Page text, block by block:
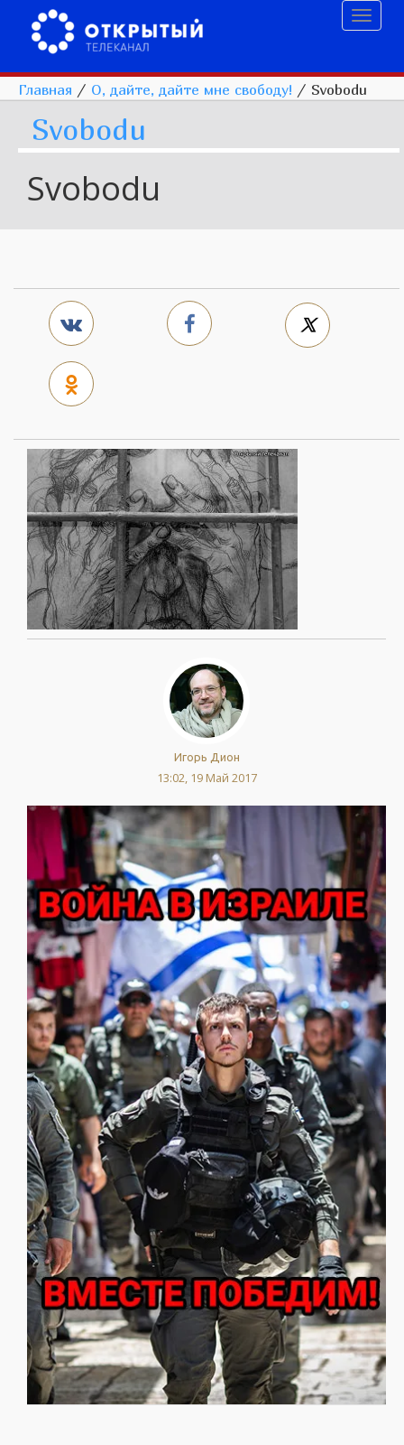
Главная / О, дайте, дайте мне свободу! / Svobodu
Svobodu
Svobodu
Игорь Дион
13:02, 19 Май 2017